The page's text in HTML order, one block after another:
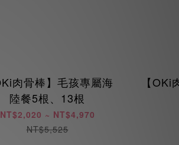
肉骨棒】毛孩專屬海
陸餐5根、13根
NT$2,020 ~ NT$4,970
NT$5,525
【